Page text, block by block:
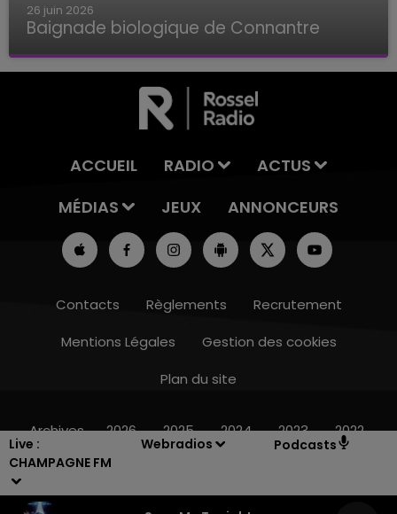
Live :
CHAMPAGNE FM
Webradios Podcasts
26 juin 2026
Baignade biologique de Connantre
Baignade biologique de Connantre
ACCUEIL RADIO
ACTUS
MÉDIAS
JEUX ANNONCEURS
Contacts Règlements
Recrutement
Mentions Légales
Gestion des cookies
Plan du site
Archives 2026 2025 2024 2023 2022